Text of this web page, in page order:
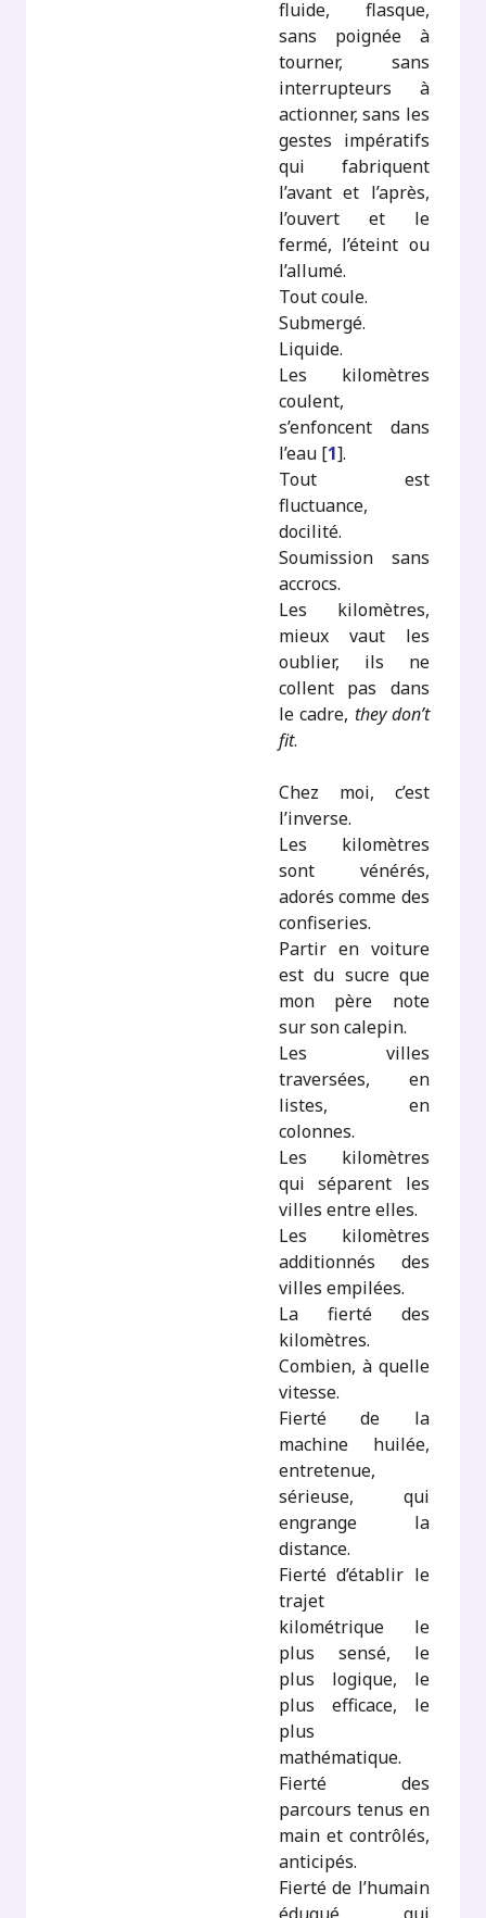
fluide, flasque,
sans poignée à
tourner, sans
interrupteurs à
actionner, sans les
gestes impératifs
qui fabriquent
l’avant et l’après,
l’ouvert et le
fermé, l’éteint ou
l’allumé.
Tout coule.
Submergé.
Liquide.
Les kilomètres
coulent,
s’enfoncent dans
l’eau [1].
Tout est
fluctuance,
docilité.
Soumission sans
accrocs.
Les kilomètres,
mieux vaut les
oublier, ils ne
collent pas dans
le cadre, they don’t
fit.
Chez moi, c’est
l’inverse.
Les kilomètres
sont vénérés,
adorés comme des
confiseries.
Partir en voiture
est du sucre que
mon père note
sur son calepin.
Les villes
traversées, en
listes, en
colonnes.
Les kilomètres
qui séparent les
villes entre elles.
Les kilomètres
additionnés des
villes empilées.
La fierté des
kilomètres.
Combien, à quelle
vitesse.
Fierté de la
machine huilée,
entretenue,
sérieuse, qui
engrange la
distance.
Fierté d’établir le
trajet
kilométrique le
plus sensé, le
plus logique, le
plus efficace, le
plus
mathématique.
Fierté des
parcours tenus en
main et contrôlés,
anticipés.
Fierté de l’humain